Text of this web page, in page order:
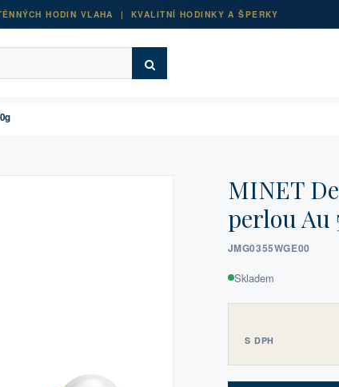
HODIN VLAHA | KVALITNÍ HODINKY A ŠPERKY
MINET
perlou Au
JMG0355WGE00
Skladem
S DPH